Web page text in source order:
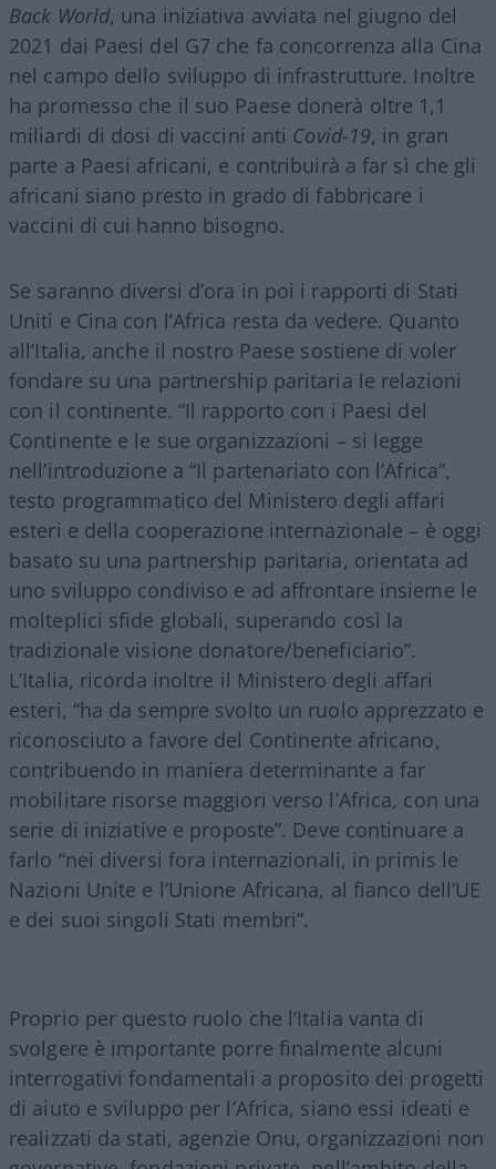
Back World, una iniziativa avviata nel giugno del
2021 dai Paesi del G7 che fa concorrenza alla Cina
nel campo dello sviluppo di infrastrutture. Inoltre
ha promesso che il suo Paese donerà oltre 1,1
miliardi di dosi di vaccini anti Covid-19, in gran
parte a Paesi africani, e contribuirà a far sì che gli
africani siano presto in grado di fabbricare i
vaccini di cui hanno bisogno.
Se saranno diversi d’ora in poi i rapporti di Stati
Uniti e Cina con l’Africa resta da vedere. Quanto
all’Italia, anche il nostro Paese sostiene di voler
fondare su una partnership paritaria le relazioni
con il continente. “Il rapporto con i Paesi del
Continente e le sue organizzazioni – si legge
nell’introduzione a “Il partenariato con l’Africa”,
testo programmatico del Ministero degli affari
esteri e della cooperazione internazionale – è oggi
basato su una partnership paritaria, orientata ad
uno sviluppo condiviso e ad affrontare insieme le
molteplici sfide globali, superando così la
tradizionale visione donatore/beneficiario”.
L’Italia, ricorda inoltre il Ministero degli affari
esteri, “ha da sempre svolto un ruolo apprezzato e
riconosciuto a favore del Continente africano,
contribuendo in maniera determinante a far
mobilitare risorse maggiori verso l’Africa, con una
serie di iniziative e proposte”. Deve continuare a
farlo “nei diversi fora internazionali, in primis le
Nazioni Unite e l’Unione Africana, al fianco dell’UE
e dei suoi singoli Stati membri”.
Proprio per questo ruolo che l’Italia vanta di
svolgere è importante porre finalmente alcuni
interrogativi fondamentali a proposito dei progetti
di aiuto e sviluppo per l’Africa, siano essi ideati e
realizzati da stati, agenzie Onu, organizzazioni non